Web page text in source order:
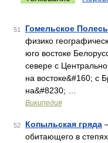
51 Гомельское
физико
юго востоке
севере с
на востоке&#160; с
на&#8230; …
Википедия
52 Копыльская гряда
обитающего в